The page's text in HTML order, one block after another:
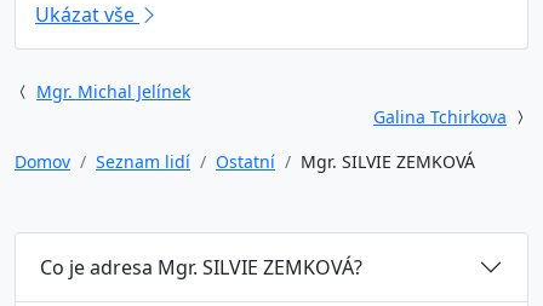
Ukázat vše
Mgr. Michal Jelínek
Galina Tchirkova
Domov
Seznam lidí Ostatní Mgr. SILVIE ZEMKOVÁ
Co je adresa Mgr. SILVIE ZEMKOVÁ?